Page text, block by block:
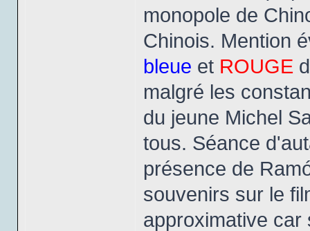
monopole de
Chinois. Mention
bleue et ROUGE
malgré les
du jeune Michel
tous. Séance
présence de
souvenirs sur le
approximative car